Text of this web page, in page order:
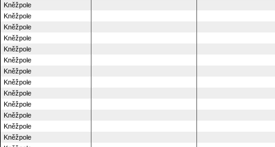
Kněžpole
Kněžpole
Kněžpole
Kněžpole
Kněžpole
Kněžpole
Kněžpole
Kněžpole
Kněžpole
Kněžpole
Kněžpole
Kněžpole
Kněžpole